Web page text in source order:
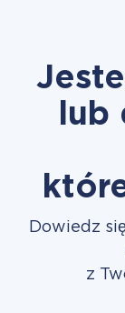
lub
Dowiedz
z